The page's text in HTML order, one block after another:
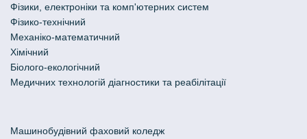
Фізики, електроніки та комп'ютерних систем
Фізико-технічний
Механіко-математичний
Хімічний
Біолого-екологічний
Медичних технологій діагностики та реабілітації
Машинобудівний фаховий коледж